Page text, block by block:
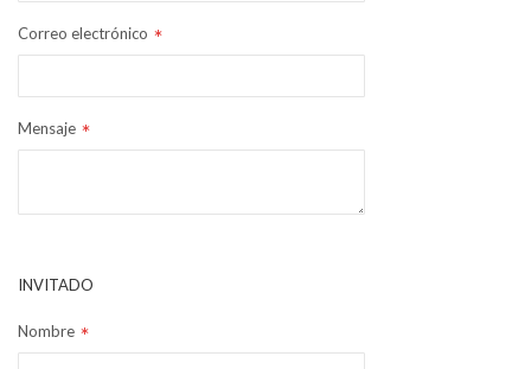
Correo electrónico
Mensaje
INVITADO
Nombre